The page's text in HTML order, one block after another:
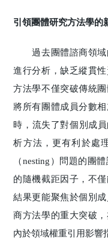
引領團體研究方法學的
過去團體諮商領域
進行分析，缺乏縱貫
方法學不僅突破傳統
將所有團體成員分數
時，流失了對個別成
析方法，更有利於處
（nesting）問題的團
的隨機截距因子，不
結果更能聚焦於個別
商方法學的重大突破
內於領域權重引用影響